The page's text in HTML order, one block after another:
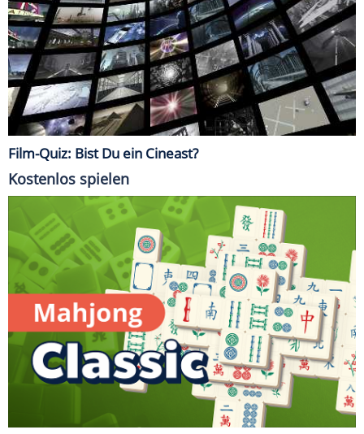
Film-Quiz: Bist Du ein Cineast?
Kostenlos spielen